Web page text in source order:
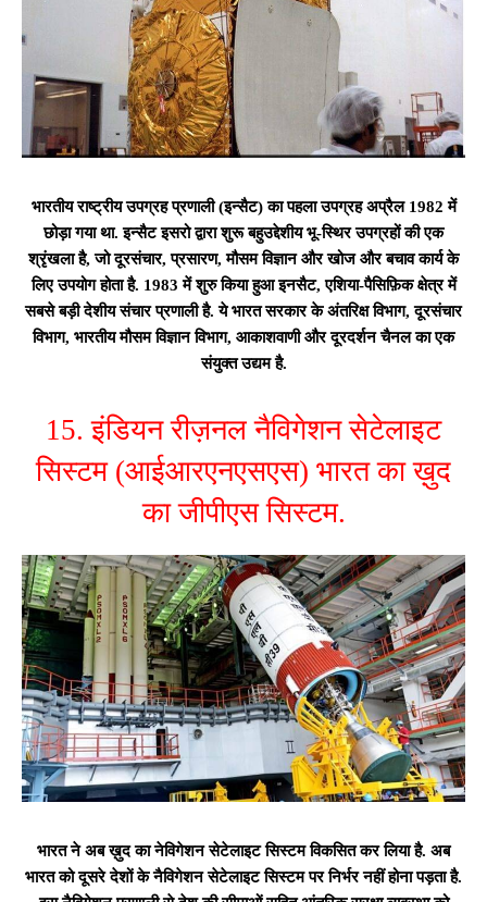
भारतीय राष्ट्रीय उपग्रह प्रणाली (इन्सैट) का पहला उपग्रह अप्रैल 1982 में
छोड़ा गया था. इन्सैट इसरो द्वारा शुरू बहुउद्देशीय भू-स्थिर उपग्रहों की एक
श्रृंखला है, जो दूरसंचार, प्रसारण, मौसम विज्ञान और खोज और बचाव कार्य के
लिए उपयोग होता है. 1983 में शुरु किया हुआ इनसैट, एशिया-पैसिफ़िक क्षेत्र में
सबसे बड़ी देशीय संचार प्रणाली है. ये भारत सरकार के अंतरिक्ष विभाग, दूरसंचार
विभाग, भारतीय मौसम विज्ञान विभाग, आकाशवाणी और दूरदर्शन चैनल का एक
संयुक्त उद्यम है.
15. इंडियन रीज़नल नैविगेशन सेटेलाइट
सिस्टम (आईआरएनएसएस) भारत का ख़ुद
का जीपीएस सिस्टम.
भारत ने अब ख़ुद का नेविगेशन सेटेलाइट सिस्टम विकसित कर लिया है. अब
भारत को दूसरे देशों के नैविगेशन सेटेलाइट सिस्टम पर निर्भर नहीं होना पड़ता है.